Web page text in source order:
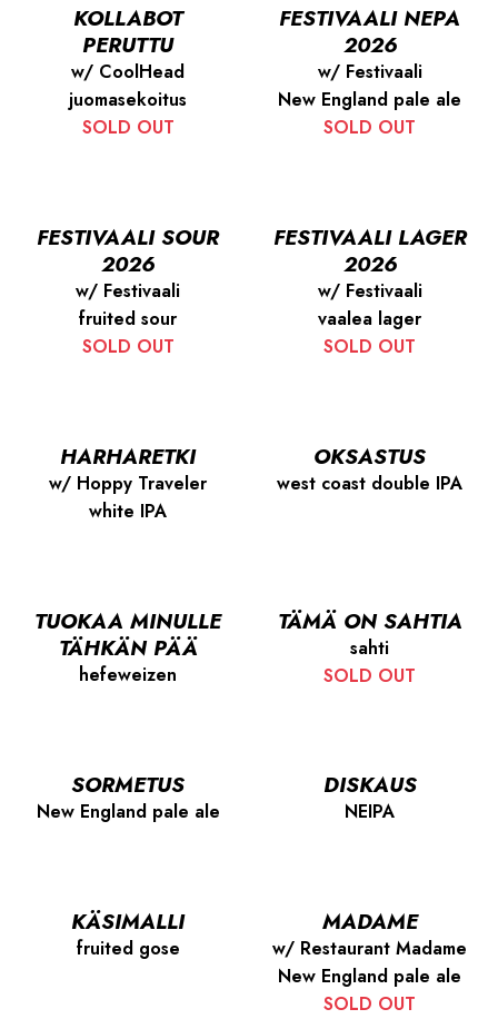
KOLLABOT
PERUTTU
w/ CoolHead
juomasekoitus
SOLD OUT
FESTIVAALI NEPA
2026
w/ Festivaali
New England pale ale
SOLD OUT
FESTIVAALI SOUR
2026
w/ Festivaali
fruited sour
SOLD OUT
FESTIVAALI LAGER
2026
w/ Festivaali
vaalea lager
SOLD OUT
HARHARETKI
w/ Hoppy Traveler
white IPA
OKSASTUS
west coast double IPA
TUOKAA MINULLE
TÄHKÄN PÄÄ
hefeweizen
TÄMÄ ON SAHTIA
sahti
SOLD OUT
SORMETUS
New England pale ale
DISKAUS
NEIPA
KÄSIMALLI
fruited gose
MADAME
w/ Restaurant Madame
New England pale ale
SOLD OUT